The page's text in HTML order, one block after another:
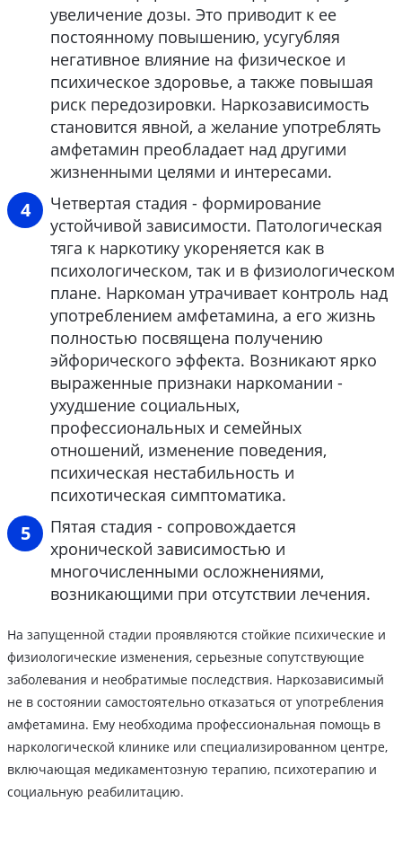
увеличение дозы. Это приводит к ее
постоянному повышению, усугубляя
негативное влияние на физическое и
психическое здоровье, а также повышая
риск передозировки. Наркозависимость
становится явной, а желание употреблять
амфетамин преобладает над другими
жизненными целями и интересами.
Четвертая стадия - формирование
устойчивой зависимости. Патологическая
тяга к наркотику укореняется как в
психологическом, так и в физиологическом
плане. Наркоман утрачивает контроль над
употреблением амфетамина, а его жизнь
полностью посвящена получению
эйфорического эффекта. Возникают ярко
выраженные признаки наркомании -
ухудшение социальных,
профессиональных и семейных
отношений, изменение поведения,
психическая нестабильность и
психотическая симптоматика.
Пятая стадия - сопровождается
хронической зависимостью и
многочисленными осложнениями,
возникающими при отсутствии лечения.
На запущенной стадии проявляются стойкие психические и
физиологические изменения, серьезные сопутствующие
заболевания и необратимые последствия. Наркозависимый
не в состоянии самостоятельно отказаться от употребления
амфетамина. Ему необходима профессиональная помощь в
наркологической клинике или специализированном центре,
включающая медикаментозную терапию, психотерапию и
социальную реабилитацию.